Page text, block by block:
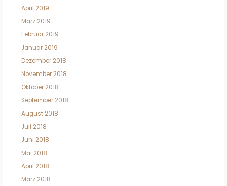
April 2019
März 2019
Februar 2019
Januar 2019
Dezember 2018
November 2018
Oktober 2018
September 2018
August 2018
Juli 2018
Juni 2018
Mai 2018
April 2018
März 2018